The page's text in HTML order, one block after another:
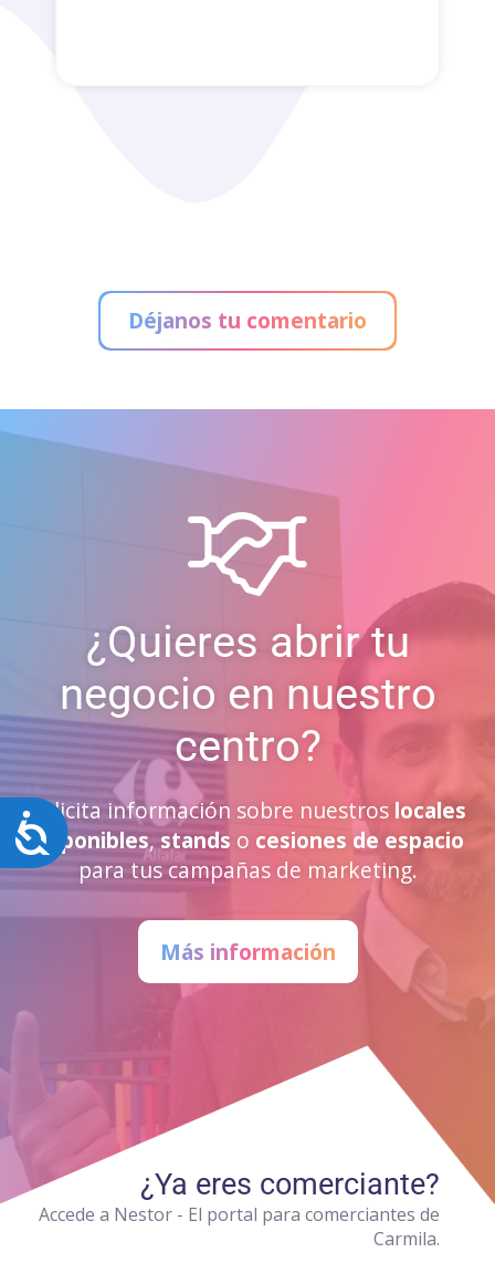
Accesibilidad
Déjanos tu comentario
¿Quieres abrir tu
negocio en nuestro
centro?
Solicita información sobre nuestros locales
disponibles, stands o cesiones de espacio
para tus campañas de marketing.
Más información
¿Ya eres comerciante?
Accede a Nestor - El portal para comerciantes de
Carmila.